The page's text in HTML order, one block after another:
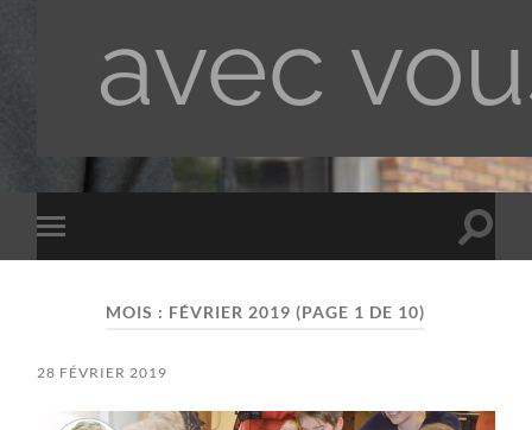
avec
Toggle
mobile
Toggle
MOIS : FÉVRIER 2019 (PAGE 1 DE 10)
28 FÉVRIER 2019